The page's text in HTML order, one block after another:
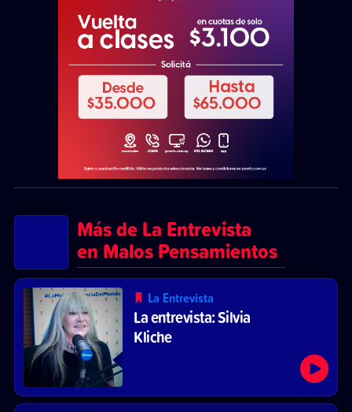
Más de La Entrevista
en Malos Pensamientos
La Entrevista
La entrevista: Silvia
Kliche